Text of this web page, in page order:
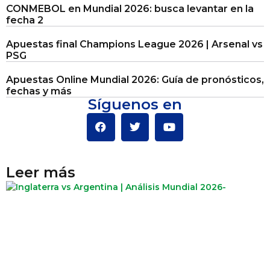
CONMEBOL en Mundial 2026: busca levantar en la
fecha 2
Apuestas final Champions League 2026 | Arsenal vs
PSG
Apuestas Online Mundial 2026: Guía de pronósticos,
fechas y más
Síguenos en
Leer más